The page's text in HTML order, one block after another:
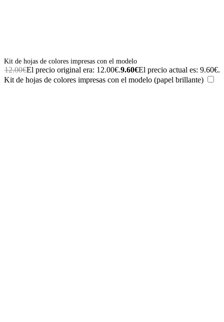
Kit de hojas de colores impresas con el modelo
12.00€El precio original era: 12.00€.9.60€El precio actual es: 9.60€.
Kit de hojas de colores impresas con el modelo (papel brillante)